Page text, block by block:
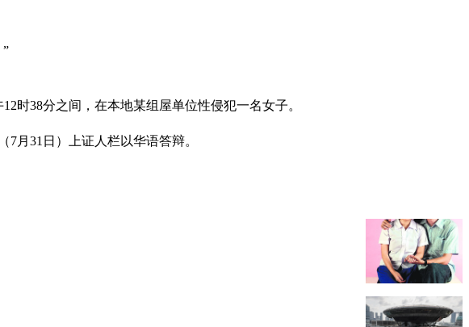
时38分之间，在本地某组屋单位性侵犯一名女子。
月31日）上证人栏以华语答辩。